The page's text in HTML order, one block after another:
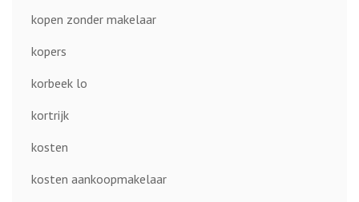
kopen zonder makelaar
kopers
korbeek lo
kortrijk
kosten
kosten aankoopmakelaar